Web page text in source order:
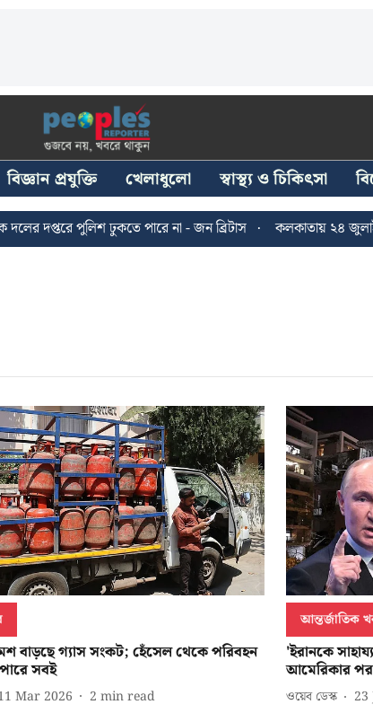
বিজ্ঞান প্রযুক্তি খেলাধুলো স্বাস্থ্য ও চিকিৎসা
দপ্তরে পুলিশ ঢুকতে পারে না - জন ব্রিটাস কলকাতায় ২৪ জুলাইয়ের
বাড়ছে গ্যাস সংকট; হেঁসেল থেকে পরিবহন
সবই
Mar 2026 2 min read
আন্তর্জাতিক
'ইরানকে
আমেরিকার পর
ওয়েব ডেস্ক 23